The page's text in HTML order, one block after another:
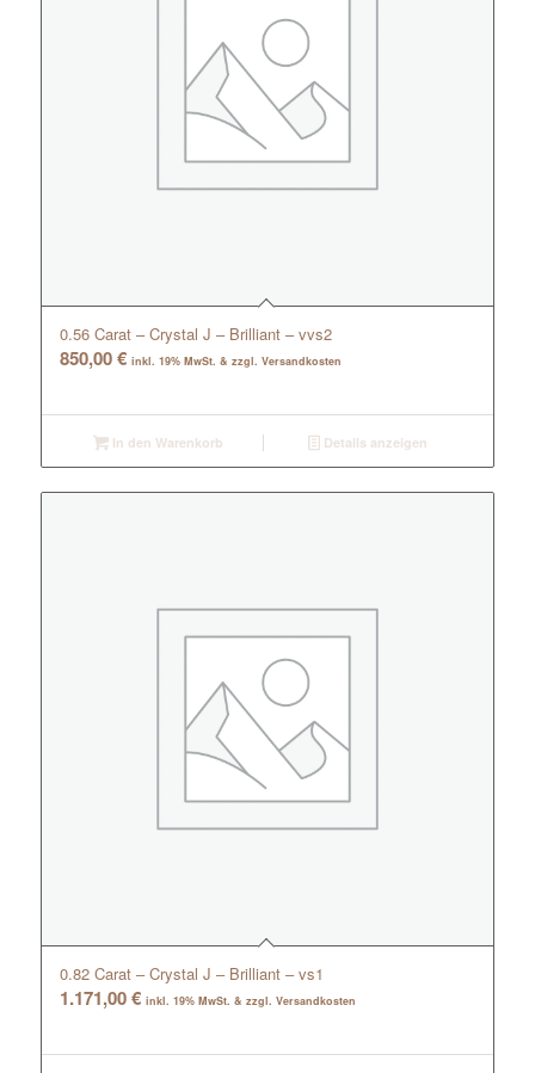
0.56 Carat – Crystal J – Brilliant – vvs2
850,00€ inkl. 19% MwSt. & zzgl. Versandkosten
In den Warenkorb Details anzeigen
0.82 Carat – Crystal J – Brilliant – vs1
1.171,00€ inkl. 19% MwSt. & zzgl. Versandkosten